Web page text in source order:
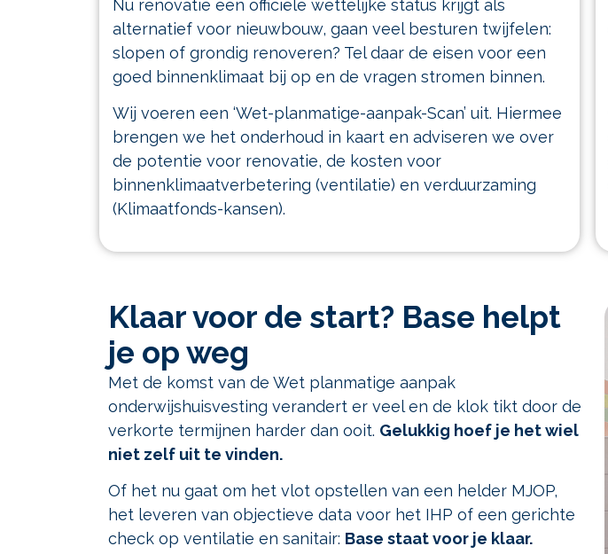
Nu renovatie een officiële wettelijke status krijgt als
alternatief voor nieuwbouw, gaan veel besturen twijfelen:
slopen of grondig renoveren? Tel daar de eisen voor een
goed binnenklimaat bij op en de vragen stromen binnen.
Wij voeren een ‘Wet-planmatige-aanpak-Scan’ uit. Hiermee
brengen we het onderhoud in kaart en adviseren we over
de potentie voor renovatie, de kosten voor
binnenklimaatverbetering (ventilatie) en verduurzaming
(Klimaatfonds-kansen).
Klaar voor de start? Base helpt
je op weg
Met de komst van de Wet planmatige aanpak
onderwijshuisvesting verandert er veel en de klok tikt door de
verkorte termijnen harder dan ooit. Gelukkig hoef je het wiel
niet zelf uit te vinden.
Of het nu gaat om het vlot opstellen van een helder MJOP,
het leveren van objectieve data voor het IHP of een gerichte
check op ventilatie en sanitair: Base staat voor je klaar.